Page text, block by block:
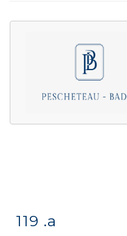
Item detail
119 .a